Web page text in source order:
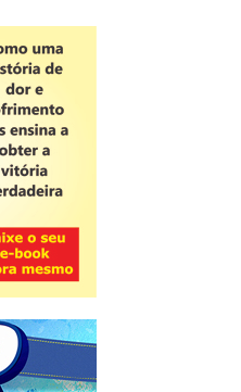
começa a ser emitido